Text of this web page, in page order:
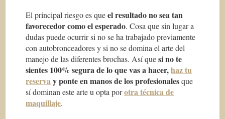
El principal riesgo es queel resultado no sea tan
favorecedor como el esperado. Cosa que sin lugar a
dudas puede ocurrir si no se ha trabajado previamente
con autobronceadores y si no se domina el arte del
manejo de las diferentes brochas. Así quesi no te
sientes 100% segura de lo que vas a hacer,haz tu
reserva yponte en manos de los profesionalesque
sí dominan este arte u opta porotra técnica de
maquillaje.